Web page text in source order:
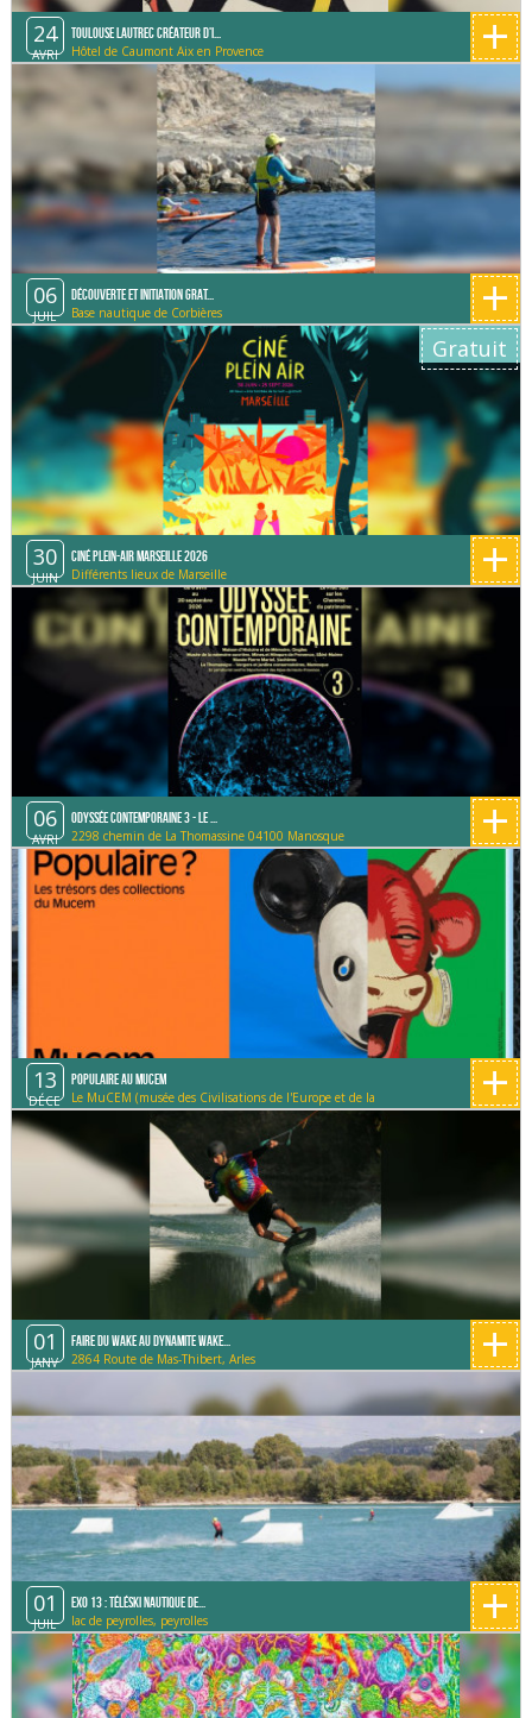
24
AVRI
Toulouse Lautrec créateur d'i...
Hôtel de Caumont Aix en Provence +
06
JUIL
Découverte et initiation grat...
Base nautique de Corbières +
Gratuit
30
JUIN
Ciné Plein-Air Marseille 2026
Différents lieux de Marseille +
06
AVRI
Odyssée contemporaine 3 - Le ...
2298 chemin de La Thomassine 04100 Manosque +
13
DÉCE
Populaire au MUCEM
Le MuCEM (musée des Civilisations de l'Europe et de la
+
01
JANV
Faire du Wake au Dynamite Wake...
2864 Route de Mas-Thibert, Arles +
01
JUIL
Exo 13 : Téléski Nautique de...
lac de peyrolles, peyrolles +